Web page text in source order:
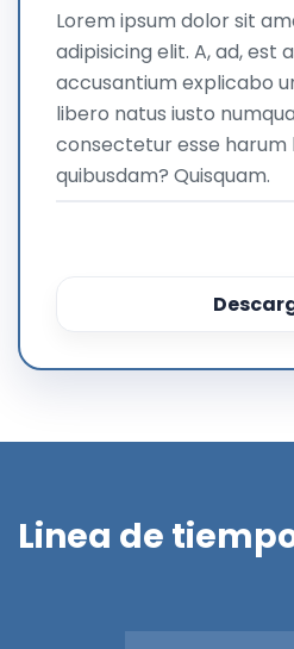
Lorem ipsum dolor sit
adipisicing elit. A, ad, est
accusantium explicabo
libero natus iusto
consectetur esse harum
quibusdam? Quisquam.
Linea de tiemp